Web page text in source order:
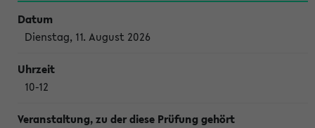
Dienstag, 11. August 2026
10-12